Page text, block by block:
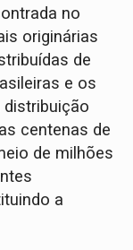
no
originárias
de
e os
centenas de
de milhões
a